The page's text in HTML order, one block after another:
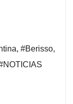
, #Berisso,